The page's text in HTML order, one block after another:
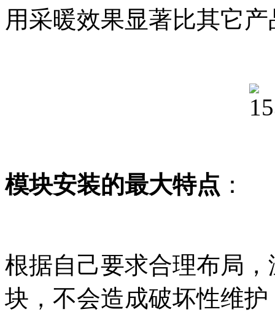
用采暖效果显著比其它
模块安装的最大特点 ：
根据自己要求合理布局
块，不会造成破坏性维